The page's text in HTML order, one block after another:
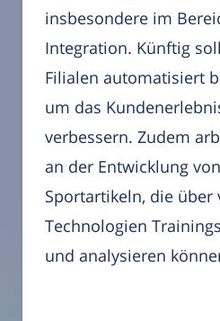
insbesondere im
Integration. Künftig
Filialen automatisiert
um das
verbessern. Zudem
an der Entwicklung
Sportartikeln, die über
Technologien
und analysieren